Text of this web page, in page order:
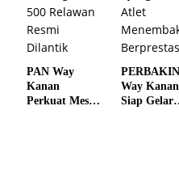
PAN Way
Kanan
Perkuat Mesin
PERBAKIN
Way Kanan
Siap Gelar